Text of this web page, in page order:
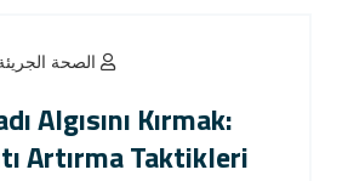
الصحة الجريئة
Algısını Kırmak:
Artırma Taktikleri